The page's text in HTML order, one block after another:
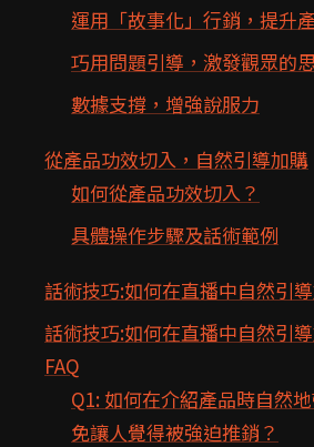
運用「故事化」行銷，提升
巧用問題引導，激發觀眾的
數據支撐，增強說服力
從產品功效切入，自然引導加購
如何從產品功效切入？
具體操作步驟及話術範例
話術技巧:如何在直播中自然引
話術技巧:如何在直播中自然引
FAQ
Q1: 如何在介紹產品時自然
免讓人覺得被強迫推銷？